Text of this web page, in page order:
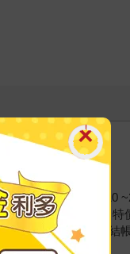
優惠時間：2026/07/10
優惠組合價：
特
※實際價格依購物車結